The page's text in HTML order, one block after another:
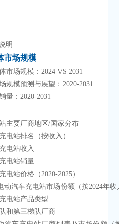
说明
市场规模
体市场规模：2024 VS 2031
场规模预测与展望：2020-2031
销量：2020-2031
站主要厂商地区/国家分布
充电站排名（按收入）
充电站收入
充电站销量
充电站价格（2020-2025）
电动汽车充电站市场份额（按2024年
充电站产品类型
队和第三梯队厂商